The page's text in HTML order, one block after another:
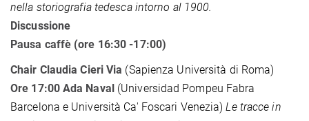
nella storiografia tedesca intorno al 1900.
Discussione
Pausa caffè (ore 16:30 -17:00)
Chair Claudia Cieri Via (Sapienza Università di Roma)
Ore 17:00 Ada Naval (Universidad Pompeu Fabra
Barcelona e Università Ca' Foscari Venezia) Le tracce in